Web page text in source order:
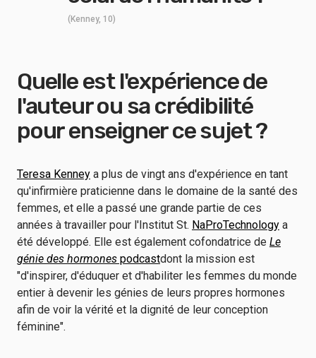
(Kenney, 10)
Quelle est l'expérience de
l'auteur ou sa crédibilité
pour enseigner ce sujet ?
Teresa Kenney a plus de vingt ans d'expérience en tant
qu'infirmière praticienne dans le domaine de la santé des
femmes, et elle a passé une grande partie de ces
années à travailler pour l'Institut St. NaProTechnology a
été développé. Elle est également cofondatrice de Le
génie des hormones podcastdont la mission est
"d'inspirer, d'éduquer et d'habiliter les femmes du monde
entier à devenir les génies de leurs propres hormones
afin de voir la vérité et la dignité de leur conception
féminine".